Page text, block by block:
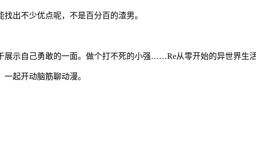
出不少优点呢，不是百分百的渣男。
示自己勇敢的一面。做个打不死的小强……Re从零开始的异世界生
起开动脑筋聊动漫。